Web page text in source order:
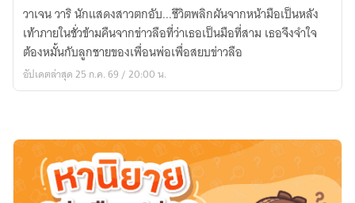
ใน
นาม
ของ
ผู้นำ
วาเจน วาริ นักแสดงสาวตกอับ...ชีวิตพลิกผันจากหน้ามือเป็นหลัง
เท้าภายในชั่วข้ามคืนจากข่าวลือที่ว่าเธอเป็นมือที่สาม เธอจึงจำใจ
ต้องหมั้นกับลูกชายของเพื่อนพ่อเพื่อสยบข่าวลือ
อัปเดตล่าสุด 25 ก.ค. 69 / 20:00 น.